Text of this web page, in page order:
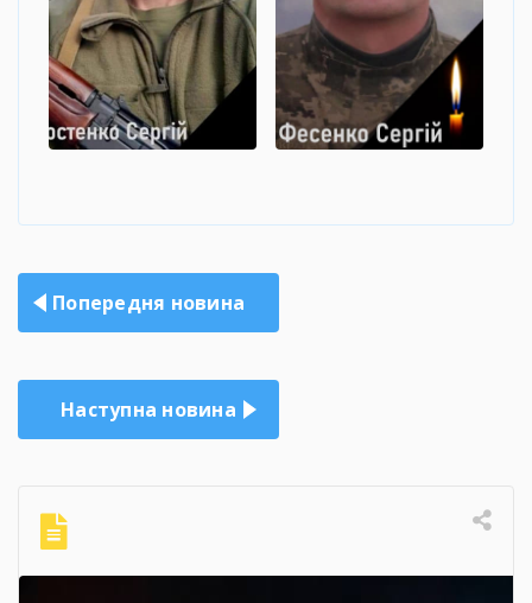
Навігація
записів
Попередня новина
Наступна новина